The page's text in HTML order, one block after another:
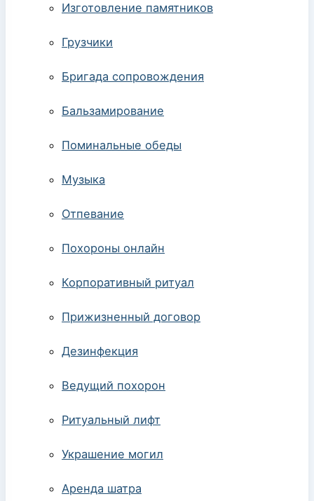
Изготовление памятников
Грузчики
Бригада сопровождения
Бальзамирование
Поминальные обеды
Музыка
Отпевание
Похороны онлайн
Корпоративный ритуал
Прижизненный договор
Дезинфекция
Ведущий похорон
Ритуальный лифт
Украшение могил
Аренда шатра